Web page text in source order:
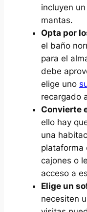
incluyen
mantas.
Opta por
el baño
para el
debe
elige uno
recargado
Convierte
ello hay
una
plataforma
cajones o
acceso a
Elige un
necesiten